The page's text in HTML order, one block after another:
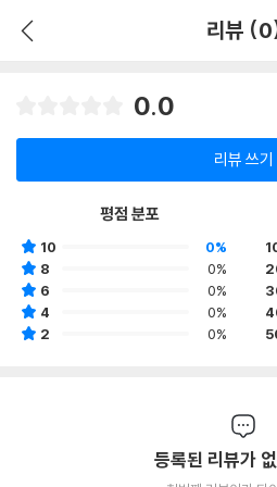
리뷰
0.0
리뷰 쓰기
평점 분포
10
0%
8
0%
6
0%
4
0%
2
0%
등록된 리뷰가